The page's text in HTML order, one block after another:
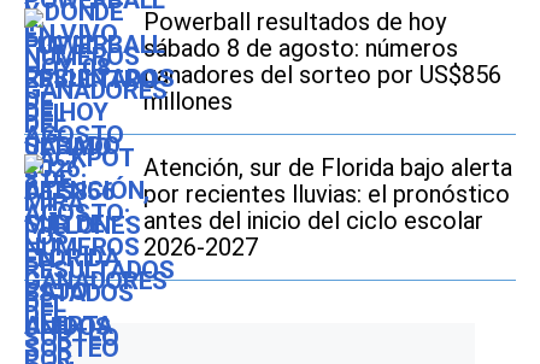
Powerball resultados de hoy
sábado 8 de agosto: números
ganadores del sorteo por US$856
millones
Atención, sur de Florida bajo alerta
por recientes lluvias: el pronóstico
antes del inicio del ciclo escolar
2026-2027